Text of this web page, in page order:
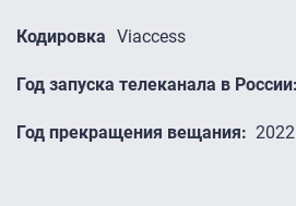
Кодировка Viaccess
Год запуска телеканала в России
Год прекращения вещания 2022